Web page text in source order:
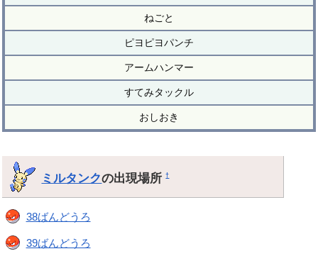
ねごと
ピヨピヨパンチ
アームハンマー
すてみタックル
おしおき
ミルタンクの出現場所†
38ばんどうろ
39ばんどうろ